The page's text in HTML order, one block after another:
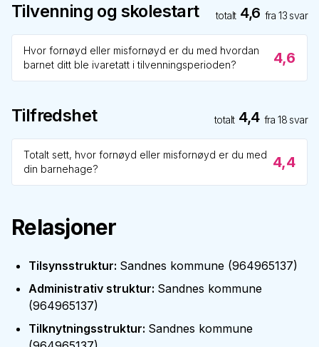
Tilvenning og skolestart totalt 4,6 fra13 svar
Hvor fornøyd eller misfornøyd er du med hvordan
barnet ditt ble ivaretatt i tilvenningsperioden?
4,6
Tilfredshet totalt 4,4 fra18 svar
Totalt sett, hvor fornøyd eller misfornøyd er du med
din barnehage?
4,4
Relasjoner
Tilsynsstruktur: Sandnes kommune (964965137)
Administrativ struktur: Sandnes kommune
(964965137)
Tilknytningsstruktur: Sandnes kommune